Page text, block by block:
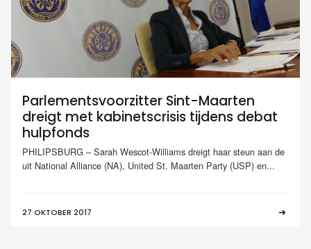
Parlementsvoorzitter Sint-Maarten
dreigt met kabinetscrisis tijdens debat
hulpfonds
PHILIPSBURG – Sarah Wescot-Williams dreigt haar steun aan de
uit National Alliance (NA), United St. Maarten Party (USP) en...
27 OKTOBER 2017